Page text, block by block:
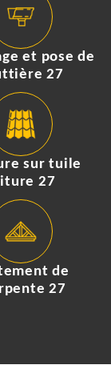
et pose de
27
sur tuile
27
de
27